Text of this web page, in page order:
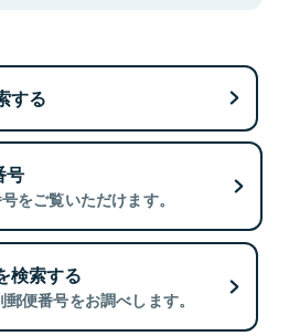
する
号
をご覧いただけます。
検索する
便番号をお調べします。